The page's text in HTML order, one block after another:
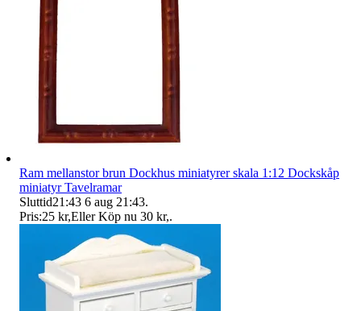
Ram mellanstor brun Dockhus miniatyrer skala 1:12 Dockskåp
miniatyr Tavelramar
Sluttid21:43 6 aug 21:43.
Pris:25 kr,Eller Köp nu 30 kr,.